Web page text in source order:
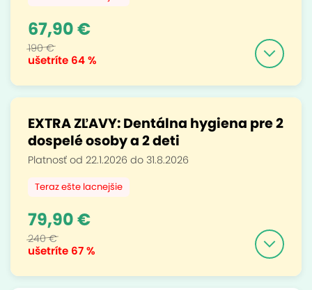
ušetríte 64 %
67,90 €
190 €
EXTRA ZĽAVY: Dentálna hygiena pre 2
dospelé osoby a 2 deti
Platnosť od 22.1.2026 do 31.8.2026
Teraz ešte lacnejšie
ušetríte 67 %
79,90 €
240 €